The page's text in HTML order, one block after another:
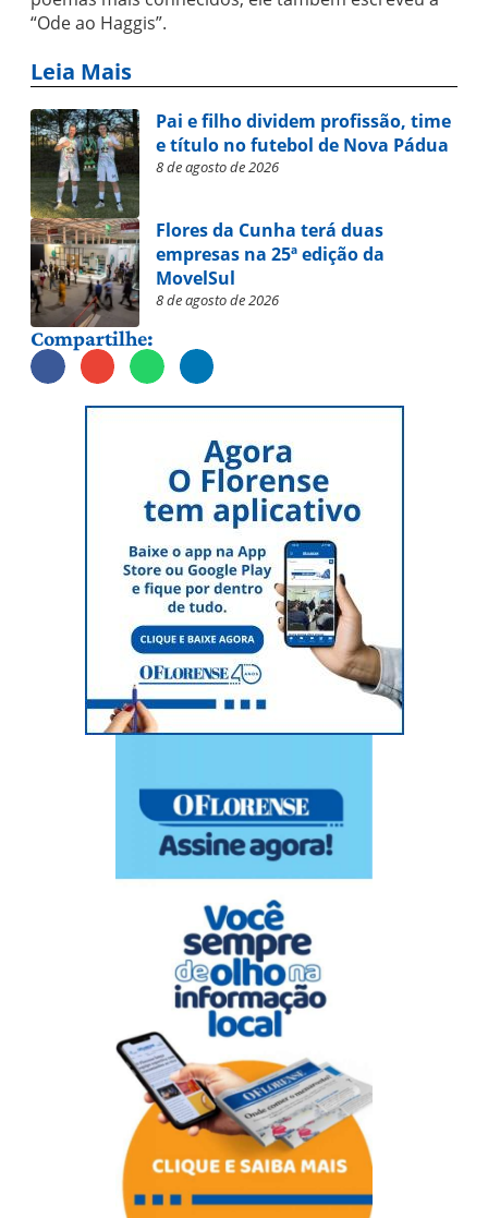
“Ode ao Haggis”.
Leia Mais
Pai e filho dividem profissão, time
e título no futebol de Nova Pádua
8 de agosto de 2026
Flores da Cunha terá duas
empresas na 25ª edição da
MovelSul
8 de agosto de 2026
Compartilhe: